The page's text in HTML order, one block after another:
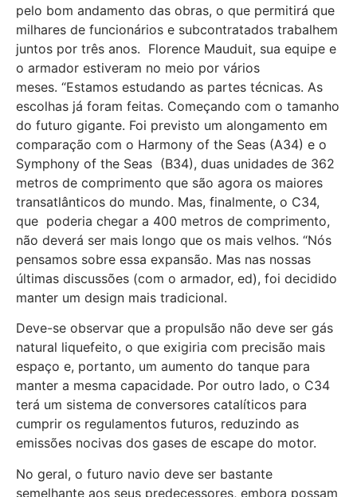
pelo bom andamento das obras, o que permitirá que
milhares de funcionários e subcontratados trabalhem
juntos por três anos. Florence Mauduit, sua equipe e
o armador estiveram no meio por vários
meses. “Estamos estudando as partes técnicas. As
escolhas já foram feitas. Começando com o tamanho
do futuro gigante. Foi previsto um alongamento em
comparação com o Harmony of the Seas (A34) e o
Symphony of the Seas (B34), duas unidades de 362
metros de comprimento que são agora os maiores
transatlânticos do mundo. Mas, finalmente, o C34,
que poderia chegar a 400 metros de comprimento,
não deverá ser mais longo que os mais velhos. “Nós
pensamos sobre essa expansão. Mas nas nossas
últimas discussões (com o armador, ed), foi decidido
manter um design mais tradicional.
Deve-se observar que a propulsão não deve ser gás
natural liquefeito, o que exigiria com precisão mais
espaço e, portanto, um aumento do tanque para
manter a mesma capacidade. Por outro lado, o C34
terá um sistema de conversores catalíticos para
cumprir os regulamentos futuros, reduzindo as
emissões nocivas dos gases de escape do motor.
No geral, o futuro navio deve ser bastante
semelhante aos seus predecessores, embora possam